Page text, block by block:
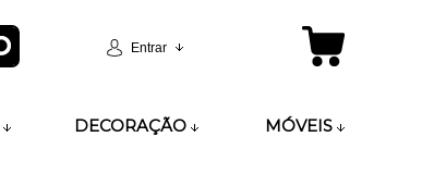
Entrar
DECORAÇÃO MÓVEIS